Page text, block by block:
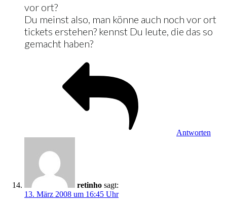
vor ort?
Du meinst also, man könne auch noch vor ort
tickets erstehen? kennst Du leute, die das so
gemacht haben?
Antworten
retinho sagt:
13. März 2008 um 16:45 Uhr